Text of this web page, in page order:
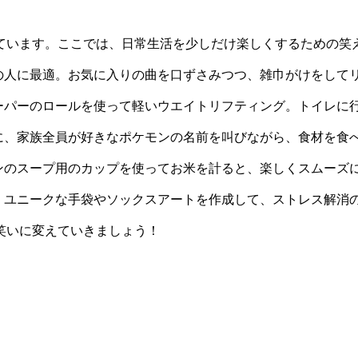
ます。ここでは、日常生活を少しだけ楽しくするための笑
に最適。お気に入りの曲を口ずさみつつ、雑巾がけをして
ーのロールを使って軽いウエイトリフティング。トイレに
家族全員が好きなポケモンの名前を叫びながら、食材を食
スープ用のカップを使ってお米を計ると、楽しくスムーズ
ニークな手袋やソックスアートを作成して、ストレス解消
に変えていきましょう！